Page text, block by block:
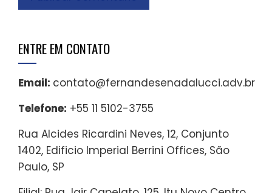
ENTRE EM CONTATO
Email: contato@fernandesenadalucci.adv.br
Telefone: +55 11 5102-3755
Rua Alcides Ricardini Neves, 12, Conjunto
1402, Edificio Imperial Berrini Offices, São
Paulo, SP